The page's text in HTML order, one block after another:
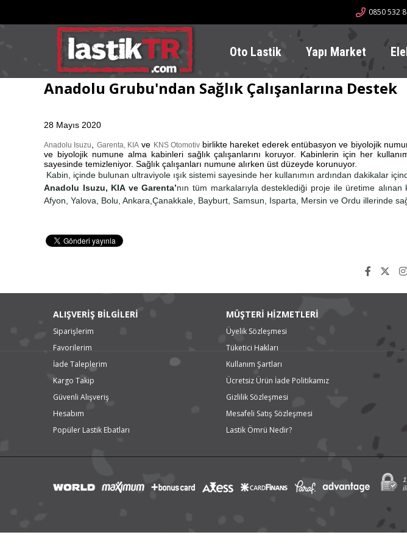
0850 532
Oto Lastik Yapı Market
Anadolu Grubu'ndan Sağlık Çalışanlarına Destek
28 Mayıs 2020
Anadolu Isuzu Garenta,KIAve KNS Otomotivbirlikte hareket ederek entübasyon ve biyolojik
ve biyolojik numune alma kabinleri sağlık çalışanlarını koruyor. Kabinlerin için her
sayesinde temizleniyor. Sağlık çalışanları numune alırken üst düzeyde korunuyor.
Kabin, içinde bulunan ultraviyole ışık sistemi sayesinde her kullanımın ardından dakikalar
Anadolu Isuzu, KIA ve Garenta’nın tüm markalarıyla desteklediği proje ile üretime alınan
Afyon, Yalova, Bolu, Ankara,Çanakkale, Bayburt, Samsun, Isparta, Mersin ve Ordu illerinde
ALIŞVERİŞ BİLGİLERİ
Siparişlerim
Favorilerim
İade Taleplerim
Kargo Takip
Güvenli Alışveriş
Hesabım
Popüler Lastik Ebatları
MÜŞTERİ HİZMETLERİ
Üyelik Sözleşmesi
Tüketici Hakları
Kullanım Şartları
Ücretsiz Ürün İade Politikamız
Gizlilik Sözleşmesi
Mesafeli Satış Sözleşmesi
Lastik Ömrü Nedir?